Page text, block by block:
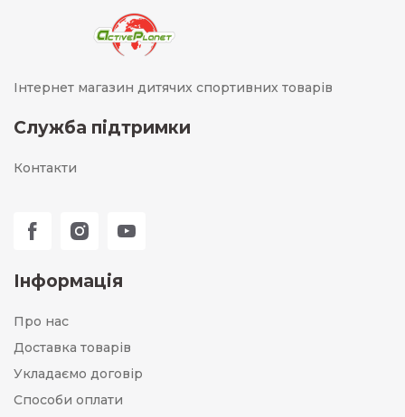
Інтернет магазин дитячих спортивних товарів
Служба підтримки
Контакти
Інформація
Про нас
Доставка товарів
Укладаємо договір
Способи оплати